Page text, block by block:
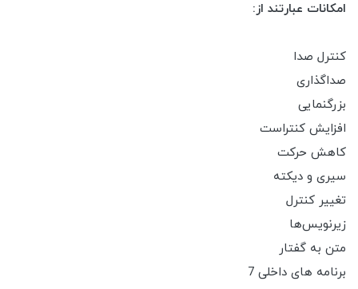
امکانات عبارتند از:
کنترل صدا
صداگذاری
بزرگنمایی
افزایش کنتراست
کاهش حرکت
سیری و دیکته
تغییر کنترل
زیرنویس‌ها
متن به گفتار
برنامه های داخلی 7